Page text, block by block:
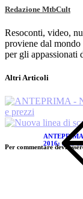
Redazione MtbCult
Resoconti, video,
proviene dal
per gli appassionati
Altri Articoli
2016: ecco
Per commentare devi